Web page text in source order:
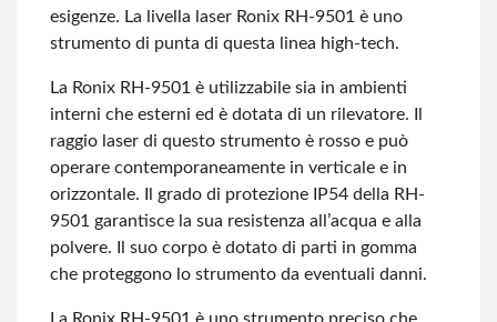
esigenze. La livella laser Ronix RH-9501 è uno
strumento di punta di questa linea high-tech.
La Ronix RH-9501 è utilizzabile sia in ambienti
interni che esterni ed è dotata di un rilevatore. Il
raggio laser di questo strumento è rosso e può
operare contemporaneamente in verticale e in
orizzontale. Il grado di protezione IP54 della RH-
9501 garantisce la sua resistenza all’acqua e alla
polvere. Il suo corpo è dotato di parti in gomma
che proteggono lo strumento da eventuali danni.